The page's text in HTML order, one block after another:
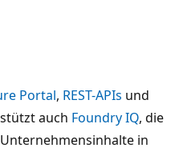
Portal, REST-APIs und
auch Foundry IQ, die
in